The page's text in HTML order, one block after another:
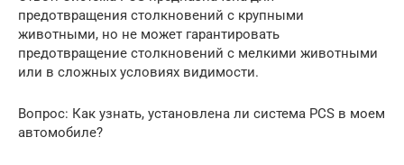
предотвращения столкновений с крупными
животными, но не может гарантировать
предотвращение столкновений с мелкими животными
или в сложных условиях видимости.
Вопрос: Как узнать, установлена ли система PCS в моем
автомобиле?